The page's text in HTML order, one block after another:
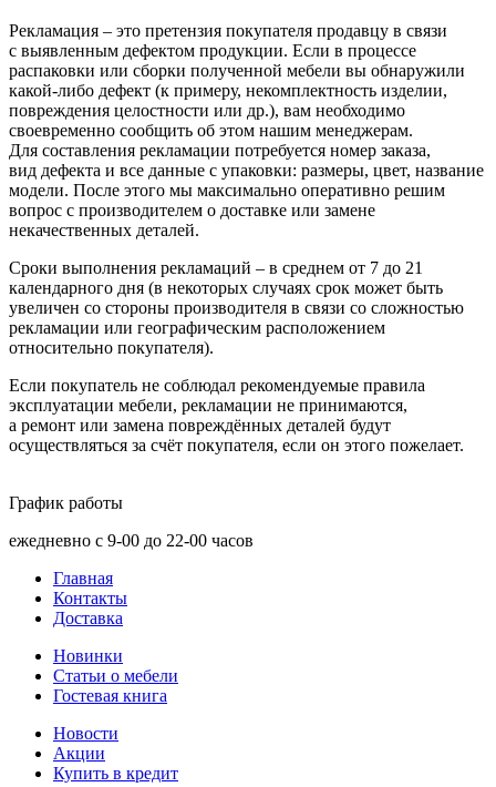
Рекламация – это претензия покупателя продавцу в связи
с выявленным дефектом продукции. Если в процессе
распаковки или сборки полученной мебели вы обнаружили
какой-либо дефект (к примеру, некомплектность изделии,
повреждения целостности или др.), вам необходимо
своевременно сообщить об этом нашим менеджерам.
Для составления рекламации потребуется номер заказа,
вид дефекта и все данные с упаковки: размеры, цвет, название
модели. После этого мы максимально оперативно решим
вопрос с производителем о доставке или замене
некачественных деталей.
Сроки выполнения рекламаций – в среднем от 7 до 21
календарного дня (в некоторых случаях срок может быть
увеличен со стороны производителя в связи со сложностью
рекламации или географическим расположением
относительно покупателя).
Если покупатель не соблюдал рекомендуемые правила
эксплуатации мебели, рекламации не принимаются,
а ремонт или замена повреждённых деталей будут
осуществляться за счёт покупателя, если он этого пожелает.
График работы
ежедневно с 9-00 до 22-00 часов
Главная
Контакты
Доставка
Новинки
Статьи о мебели
Гостевая книга
Новости
Акции
Купить в кредит